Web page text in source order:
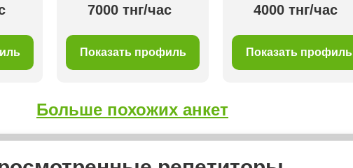
7000 тнг/час
Показать профиль
4000 тнг/час
Показать профиль
Больше похожих анкет